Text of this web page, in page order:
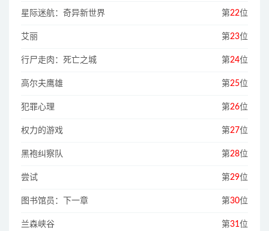
星际迷航：奇异新世界 第22位
艾丽 第23位
行尸走肉：死亡之城 第24位
高尔夫鹰雄 第25位
犯罪心理 第26位
权力的游戏 第27位
黑袍纠察队 第28位
尝试 第29位
图书馆员：下一章 第30位
兰森峡谷 第31位